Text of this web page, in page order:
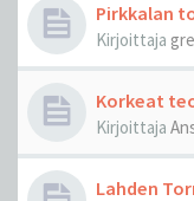
Pirkkalan
Kirjoittaja
Korkeat
Kirjoittaja
Lahden